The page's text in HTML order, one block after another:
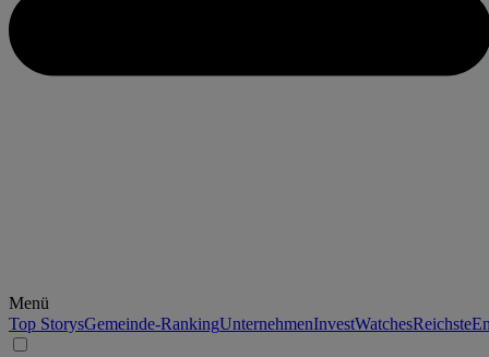
Menü
Top StorysGemeinde-RankingUnternehmenInvestWatchesReichste